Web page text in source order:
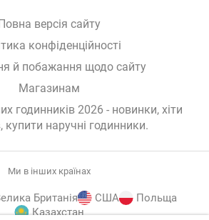
версія сайту
конфіденційності
й побажання щодо сайту
Магазинам
годинників 2026 - новинки, хіти
купити наручні годинники.
Ми в інших країнах
Британія США
Польща
Казахстан